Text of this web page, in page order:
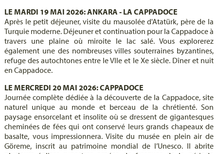
LE MARDI 19 MAI 2026: ANKARA - LA CAPPADOCE
Après le petit déjeuner, visite du mausolée d'Atatürk, père de la
Turquie moderne. Déjeuner et continuation pour la Cappadoce à
travers une plaine où miroite le lac salé. Vous explorerez
également une des nombreuses villes souterraines byzantines,
refuge des autochtones entre le VIIe et le Xe siècle. Dîner et nuit
en Cappadoce.
LE MERCREDI 20 MAI 2026: CAPPADOCE
Journée complète dédiée à la découverte de la Cappadoce, site
naturel unique au monde et berceau de la chrétienté. Son
paysage ensorcelant et insolite où se dressent de gigantesques
cheminées de fées qui ont conservé leurs grands chapeaux de
basalte, vous impressionnera. Visite du musée en plein air de
Göreme, inscrit au patrimoine mondial de l’Unesco. Il abrite